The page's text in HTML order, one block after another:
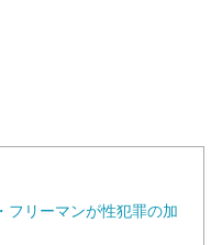
フリーマンが性犯罪の加